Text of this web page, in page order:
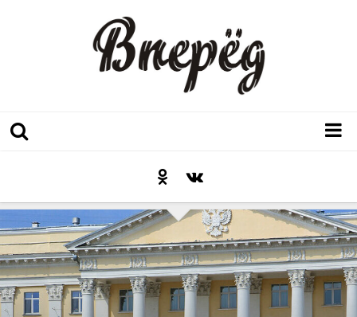
Послесловие к празднику
Факт
Неожиданный ракурс
Контакты